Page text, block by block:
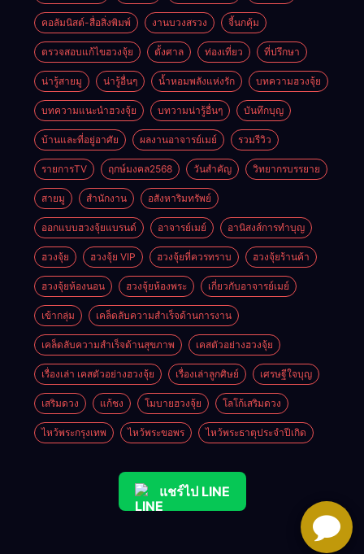
คอลัมนิสต์-สื่อสิ่งพิมพ์ งานบวงสรวง จี้นกคุ้ม
ตรวจสอบแก้ไขฮวงจุ้ย ตั้งศาล ท่องเที่ยว ที่ปรึกษา
น่ารู้สายมู น่ารู้อื่นๆ น้ำหอมพลังแห่งรัก บทความฮวงจุ้ย
บทความแนะนำฮวงจุ้ย บทวามน่ารู้อื่นๆ บันทึกบุญ
บ้านและที่อยู่อาศัย ผลงานอาจารย์เมย์ รวมรีวิว
รายการTV ฤกษ์มงคล2568 วันสำคัญ วิทยากรบรรยาย
สายมู สำนักงาน อสังหาริมทรัพย์
ออกแบบฮวงจุ้ยแบรนด์ อาจารย์เมย์ อานิสงส์การทำบุญ
ฮวงจุ้ย ฮวงจุ้ย VIP ฮวงจุ้ยที่ควรทราบ ฮวงจุ้ยร้านค้า
ฮวงจุ้ยห้องนอน ฮวงจุ้ยห้องพระ เกี่ยวกับอาจารย์เมย์
เข้ากลุ่ม เคล็ดลับความสำเร็จด้านการงาน
เคล็ดลับความสำเร็จด้านสุขภาพ เคสตัวอย่างฮวงจุ้ย
เรื่องเล่า เคสตัวอย่างฮวงจุ้ย เรื่องเล่าลูกศิษย์ เศรษฐีใจบุญ
เสริมดวง แก้ชง โมบายฮวงจุ้ย โลโก้เสริมดวง
ไหว้พระกรุงเทพ ไหว้พระขอพร ไหว้พระธาตุประจําปีเกิด
แชร์ไป LINE